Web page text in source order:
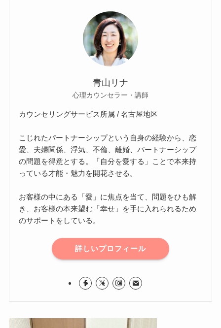
青山リナ
心理カウンセラー・講師
カウンセリングサービス所属 / 名古屋地区
こじれたパートナーシップという自身の経験から、恋
愛、夫婦関係、浮気、不倫、離婚、パートナーシップ
の問題を得意とする。「自分を愛する」ことで本来持
っている才能・魅力を開花させる。
お客様の中にある「愛」に焦点を当て、問題をひも解
き、お客様の本来望む「幸せ」を手に入れられるため
のサポートをしている。
詳しいプロフィール